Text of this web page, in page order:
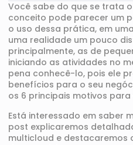
Você sabe do que se trata
conceito pode parecer um
o uso dessa prática, em
uma realidade um pouco
principalmente, as de
iniciando as atividades no
pena conhecê-lo, pois ele
benefícios para o seu
os 6 principais motivos
Está interessado em saber
post explicaremos
multicloud e destacaremos